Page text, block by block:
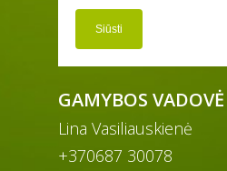
GAMYBOS VADOVĖ
Lina Vasiliauskienė
+370687 30078